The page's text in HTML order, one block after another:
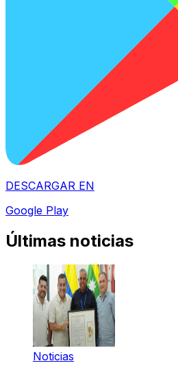
DESCARGAR EN
Google Play
Últimas noticias
Noticias